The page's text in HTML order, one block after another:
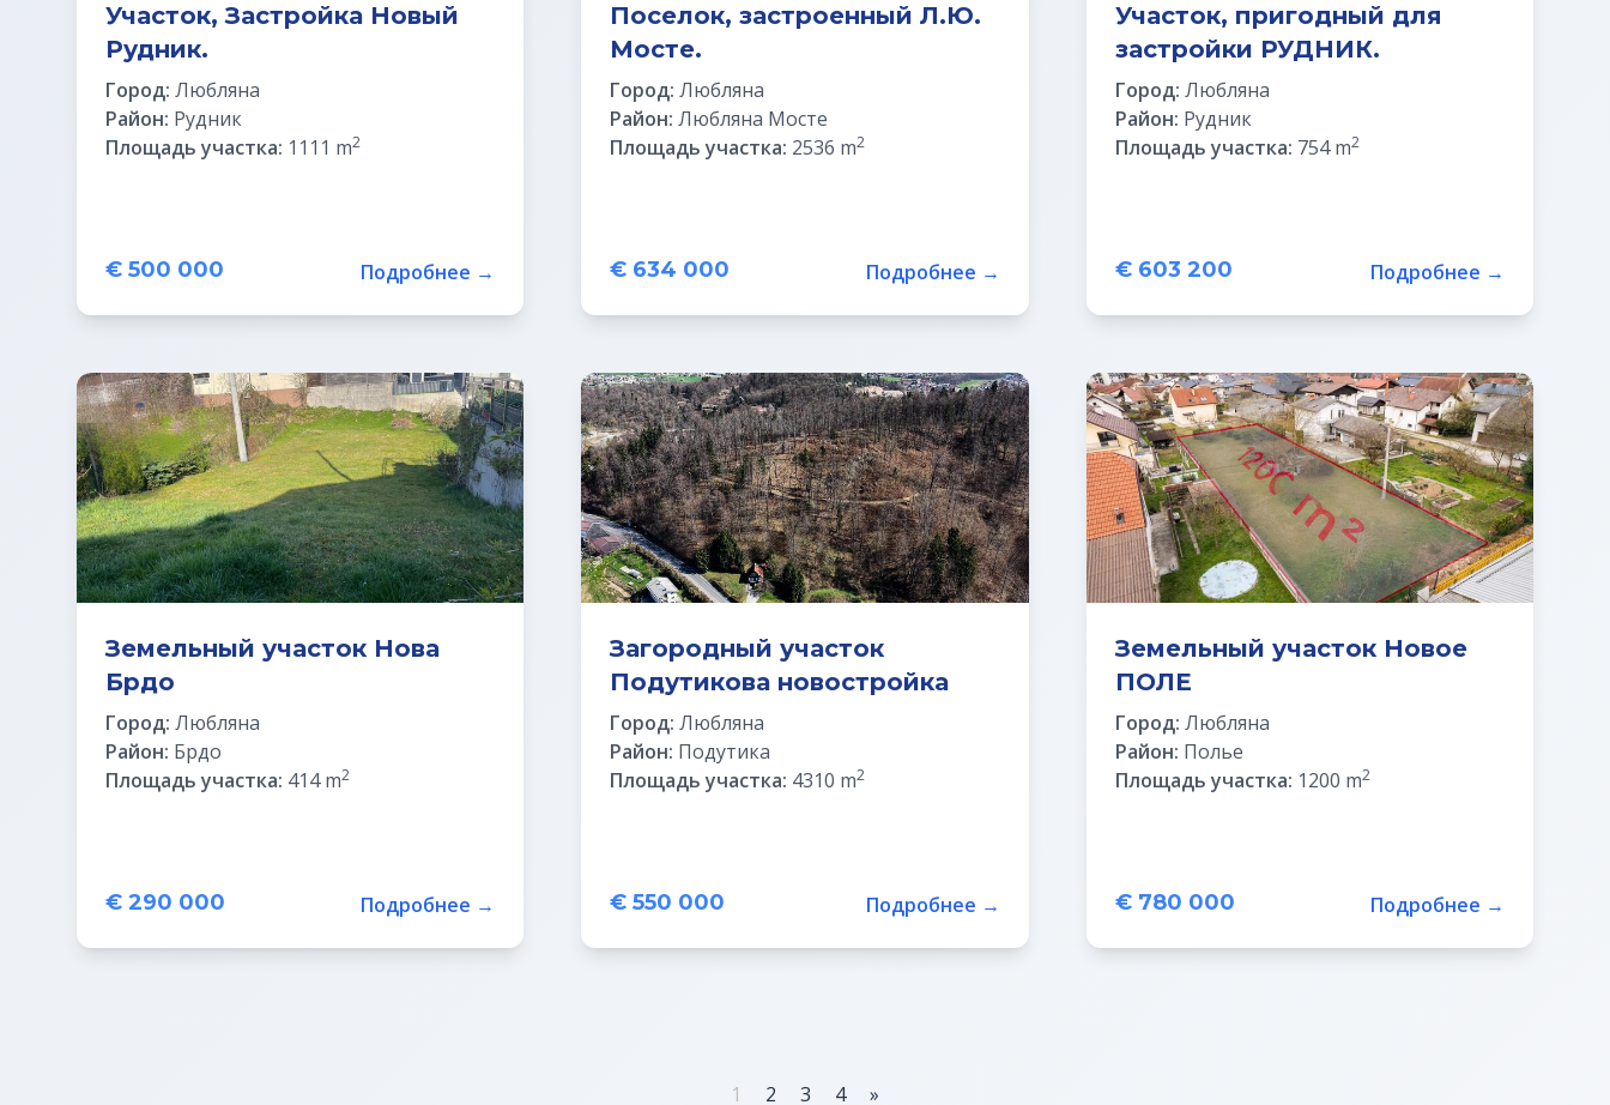
Участок, Застройка Новый
Рудник.
Город: Любляна
Район: Рудник
Площадь участка: 1111 m2
€ 500 000 Подробнее →
Поселок, застроенный Л.Ю.
Мосте.
Город: Любляна
Район: Любляна Мосте
Площадь участка: 2536 m2
€ 634 000 Подробнее →
Участок, пригодный для
застройки РУДНИК.
Город: Любляна
Район: Рудник
Площадь участка: 754 m2
€ 603 200 Подробнее →
Земельный участок Нова
Брдо
Город: Любляна
Район: Брдо
Площадь участка: 414 m2
€ 290 000 Подробнее →
Загородный участок
Подутикова новостройка
Город: Любляна
Район: Подутика
Площадь участка: 4310 m2
€ 550 000 Подробнее →
Земельный участок Новое
ПОЛЕ
Город: Любляна
Район: Полье
Площадь участка: 1200 m2
€ 780 000 Подробнее →
1 2 3 4
»